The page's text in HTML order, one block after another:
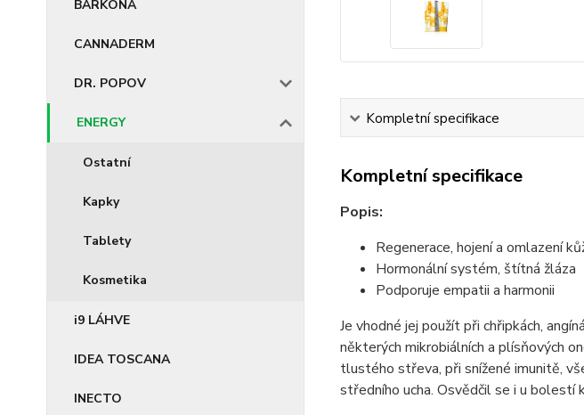
BARKONA
CANNADERM
DR. POPOV
ENERGY
Ostatní
Kapky
Tablety
Kosmetika
i9 LÁHVE
IDEA TOSCANA
INECTO
Kompletní specifikace
Kompletní specifikace
Popis:
Regenerace, hojení a omlazení
Hormonální systém, štítná žláza
Podporuje empatii a harmonii
Je vhodné jej použít při chřipkách,
některých mikrobiálních a plísňových
tlustého střeva, při snížené imunitě,
středního ucha. Osvědčil se i u bolestí